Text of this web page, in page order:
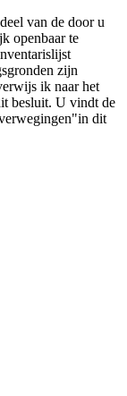
van de door u
openbaar te
zijn
ik naar het
besluit. U vindt de
dit